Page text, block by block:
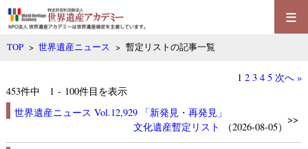
≡
TOP >世界遺産ニュース > 暫定リストの記事一覧
1 2 3 4 5 次へ »
453件中 1 - 100件目を表示
世界遺産ニュース Vol.12,929 「新発見・再発見」
文化遺産暫定リスト （2026-08-05）
>>